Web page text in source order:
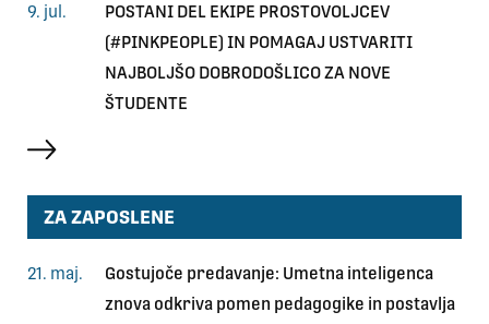
9. jul.
POSTANI DEL EKIPE PROSTOVOLJCEV
(#PINKPEOPLE) IN POMAGAJ USTVARITI
NAJBOLJŠO DOBRODOŠLICO ZA NOVE
ŠTUDENTE
več
ZA ZAPOSLENE
21. maj.
Gostujoče predavanje: Umetna inteligenca
znova odkriva pomen pedagogike in postavlja